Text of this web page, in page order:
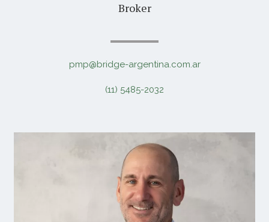
Broker
pmp@bridge-argentina.com.ar
(11) 5485-2032